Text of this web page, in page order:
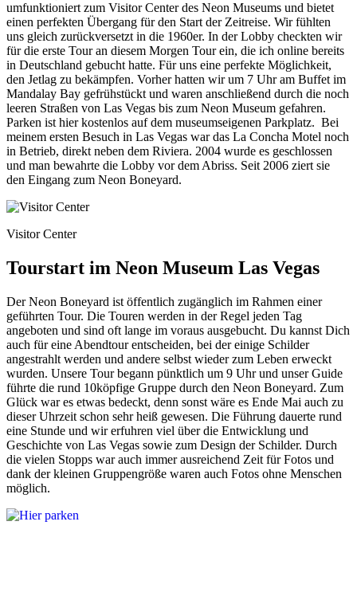
umfunktioniert zum Visitor Center des Neon Museums und bietet
einen perfekten Übergang für den Start der Zeitreise. Wir fühlten
uns gleich zurückversetzt in die 1960er. In der Lobby checkten wir
für die erste Tour an diesem Morgen Tour ein, die ich online bereits
in Deutschland gebucht hatte. Für uns eine perfekte Möglichkeit,
den Jetlag zu bekämpfen. Vorher hatten wir um 7 Uhr am Buffet im
Mandalay Bay gefrühstückt und waren anschließend durch die noch
leeren Straßen von Las Vegas bis zum Neon Museum gefahren.
Parken ist hier kostenlos auf dem museumseigenen Parkplatz. Bei
meinem ersten Besuch in Las Vegas war das La Concha Motel noch
in Betrieb, direkt neben dem Riviera. 2004 wurde es geschlossen
und man bewahrte die Lobby vor dem Abriss. Seit 2006 ziert sie
den Eingang zum Neon Boneyard.
Visitor Center
Tourstart im Neon Museum Las Vegas
Der Neon Boneyard ist öffentlich zugänglich im Rahmen einer
geführten Tour. Die Touren werden in der Regel jeden Tag
angeboten und sind oft lange im voraus ausgebucht. Du kannst Dich
auch für eine Abendtour entscheiden, bei der einige Schilder
angestrahlt werden und andere selbst wieder zum Leben erweckt
wurden. Unsere Tour begann pünktlich um 9 Uhr und unser Guide
führte die rund 10köpfige Gruppe durch den Neon Boneyard. Zum
Glück war es etwas bedeckt, denn sonst wäre es Ende Mai auch zu
dieser Uhrzeit schon sehr heiß gewesen. Die Führung dauerte rund
eine Stunde und wir erfuhren viel über die Entwicklung und
Geschichte von Las Vegas sowie zum Design der Schilder. Durch
die vielen Stopps war auch immer ausreichend Zeit für Fotos und
dank der kleinen Gruppengröße waren auch Fotos ohne Menschen
möglich.